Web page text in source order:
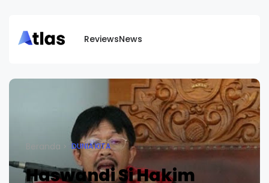
ReviewsNews
Beranda DUNIA KITA
Haswandi Si Hakim